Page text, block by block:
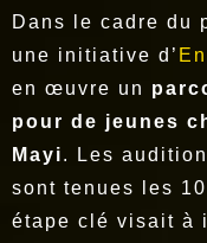
Dans le cadre du
une initiative d’
en œuvre un
pour de jeunes
Mayi. Les
sont tenues les
étape clé visait à